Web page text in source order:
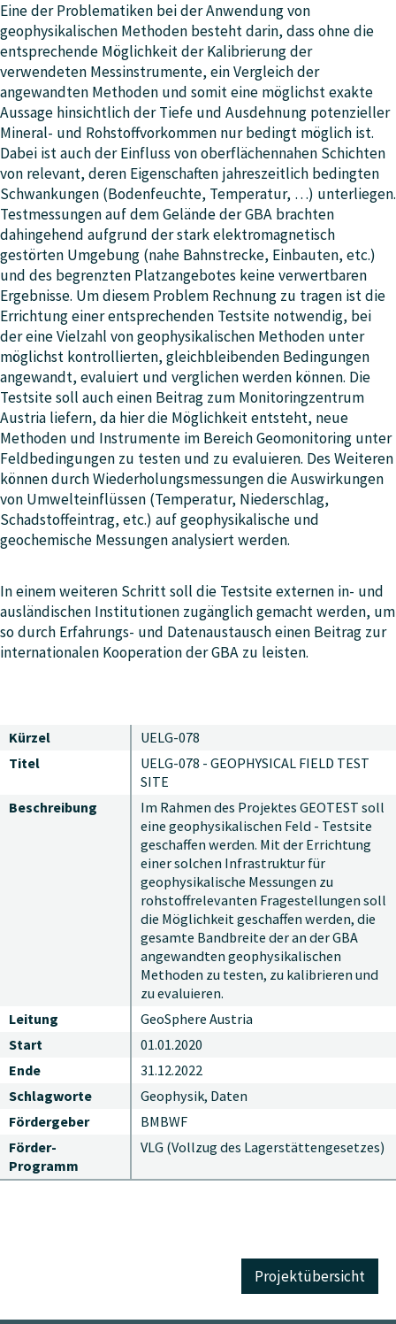
Eine der Problematiken bei der Anwendung von
geophysikalischen Methoden besteht darin, dass ohne die
entsprechende Möglichkeit der Kalibrierung der
verwendeten Messinstrumente, ein Vergleich der
angewandten Methoden und somit eine möglichst exakte
Aussage hinsichtlich der Tiefe und Ausdehnung potenzieller
Mineral- und Rohstoffvorkommen nur bedingt möglich ist.
Dabei ist auch der Einfluss von oberflächennahen Schichten
von relevant, deren Eigenschaften jahreszeitlich bedingten
Schwankungen (Bodenfeuchte, Temperatur, …) unterliegen.
Testmessungen auf dem Gelände der GBA brachten
dahingehend aufgrund der stark elektromagnetisch
gestörten Umgebung (nahe Bahnstrecke, Einbauten, etc.)
und des begrenzten Platzangebotes keine verwertbaren
Ergebnisse. Um diesem Problem Rechnung zu tragen ist die
Errichtung einer entsprechenden Testsite notwendig, bei
der eine Vielzahl von geophysikalischen Methoden unter
möglichst kontrollierten, gleichbleibenden Bedingungen
angewandt, evaluiert und verglichen werden können. Die
Testsite soll auch einen Beitrag zum Monitoringzentrum
Austria liefern, da hier die Möglichkeit entsteht, neue
Methoden und Instrumente im Bereich Geomonitoring unter
Feldbedingungen zu testen und zu evaluieren. Des Weiteren
können durch Wiederholungsmessungen die Auswirkungen
von Umwelteinflüssen (Temperatur, Niederschlag,
Schadstoffeintrag, etc.) auf geophysikalische und
geochemische Messungen analysiert werden.
In einem weiteren Schritt soll die Testsite externen in- und
ausländischen Institutionen zugänglich gemacht werden, um
so durch Erfahrungs- und Datenaustausch einen Beitrag zur
internationalen Kooperation der GBA zu leisten.
Kürzel
UELG-078
Titel
UELG-078 - GEOPHYSICAL FIELD TEST
SITE
Beschreibung
Im Rahmen des Projektes GEOTEST soll
eine geophysikalischen Feld - Testsite
geschaffen werden. Mit der Errichtung
einer solchen Infrastruktur für
geophysikalische Messungen zu
rohstoffrelevanten Fragestellungen soll
die Möglichkeit geschaffen werden, die
gesamte Bandbreite der an der GBA
angewandten geophysikalischen
Methoden zu testen, zu kalibrieren und
zu evaluieren.
Leitung
GeoSphere Austria
Start
01.01.2020
Ende
31.12.2022
Schlagworte
Geophysik, Daten
Fördergeber
BMBWF
Förder-
Programm
VLG (Vollzug des Lagerstättengesetzes)
Projektübersicht